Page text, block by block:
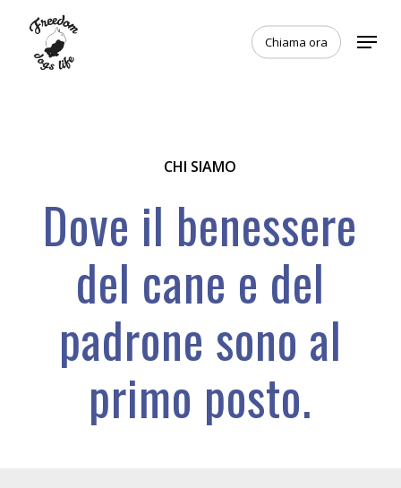
Chiama ora Menu
CHI SIAMO
Dove il benessere
del cane e del
padrone sono al
primo posto.